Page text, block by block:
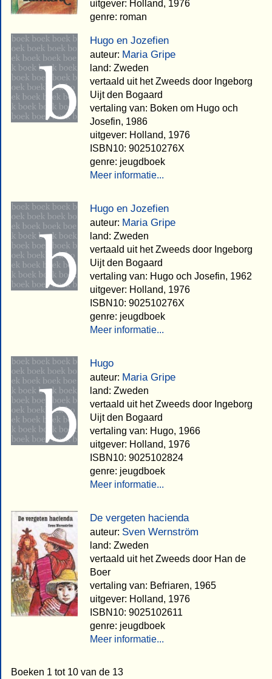
uitgever: Holland, 1976
genre: roman
Hugo en Jozefien
auteur: Maria Gripe
land: Zweden
vertaald uit het Zweeds door Ingeborg
Uijt den Bogaard
vertaling van: Boken om Hugo och
Josefin, 1986
uitgever: Holland, 1976
ISBN10: 902510276X
genre: jeugdboek
Meer informatie...
Hugo en Jozefien
auteur: Maria Gripe
land: Zweden
vertaald uit het Zweeds door Ingeborg
Uijt den Bogaard
vertaling van: Hugo och Josefin, 1962
uitgever: Holland, 1976
ISBN10: 902510276X
genre: jeugdboek
Meer informatie...
Hugo
auteur: Maria Gripe
land: Zweden
vertaald uit het Zweeds door Ingeborg
Uijt den Bogaard
vertaling van: Hugo, 1966
uitgever: Holland, 1976
ISBN10: 9025102824
genre: jeugdboek
Meer informatie...
De vergeten hacienda
auteur: Sven Wernström
land: Zweden
vertaald uit het Zweeds door Han de
Boer
vertaling van: Befriaren, 1965
uitgever: Holland, 1976
ISBN10: 9025102611
genre: jeugdboek
Meer informatie...
Boeken 1 tot 10 van de 13